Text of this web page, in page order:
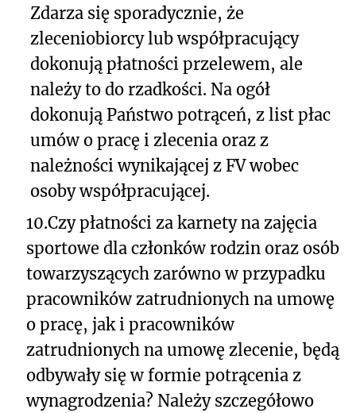
Zdarza się sporadycznie, że
zleceniobiorcy lub współpracujący
dokonują płatności przelewem, ale
należy to do rzadkości. Na ogół
dokonują Państwo potrąceń, z list płac
umów o pracę i zlecenia oraz z
należności wynikającej z FV wobec
osoby współpracującej.
10.Czy płatności za karnety na zajęcia
sportowe dla członków rodzin oraz osób
towarzyszących zarówno w przypadku
pracowników zatrudnionych na umowę
o pracę, jak i pracowników
zatrudnionych na umowę zlecenie, będą
odbywały się w formie potrącenia z
wynagrodzenia? Należy szczegółowo